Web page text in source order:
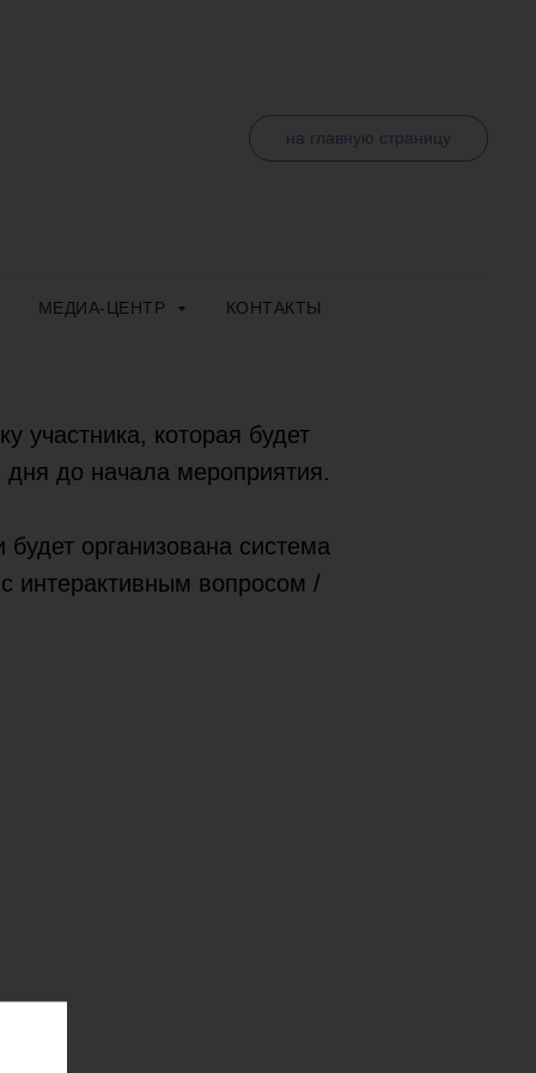
на главную страницу
МЕДИА-ЦЕНТР КОНТАКТЫ
) автоматически получают
участника, которая будет
до начала мероприятия.
организована система
интерактивным вопросом /